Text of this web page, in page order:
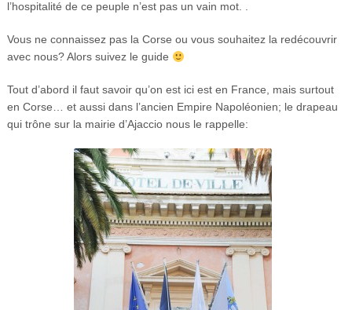
l’hospitalité de ce peuple n’est pas un vain mot. .
Vous ne connaissez pas la Corse ou vous souhaitez la redécouvrir
avec nous? Alors suivez le guide
Tout d’abord il faut savoir qu’on est ici est en France, mais surtout
en Corse… et aussi dans l’ancien Empire Napoléonien; le drapeau
qui trône sur la mairie d’Ajaccio nous le rappelle: